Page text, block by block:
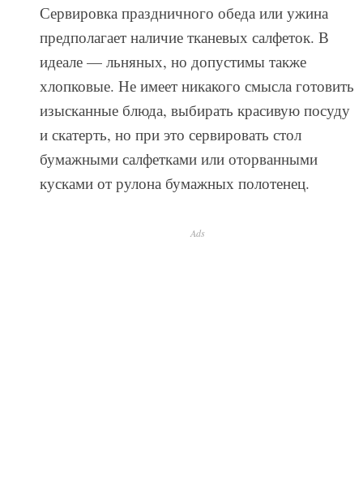
Сервировка праздничного обеда или ужина
предполагает наличие тканевых салфеток. В
идеале — льняных, но допустимы также
хлопковые. Не имеет никакого смысла готовить
изысканные блюда, выбирать красивую посуду
и скатерть, но при это сервировать стол
бумажными салфетками или оторванными
кусками от рулона бумажных полотенец.
Ads